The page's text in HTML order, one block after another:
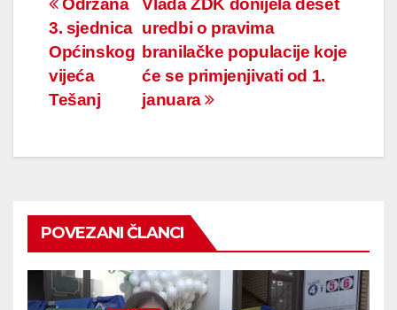
Navigacija
članaka
Vlada ZDK donijela deset
uredbi o pravima
branilačke populacije koje
će se primjenjivati od 1.
januara
Održana
3. sjednica
Općinskog
vijeća
Tešanj
POVEZANI ČLANCI